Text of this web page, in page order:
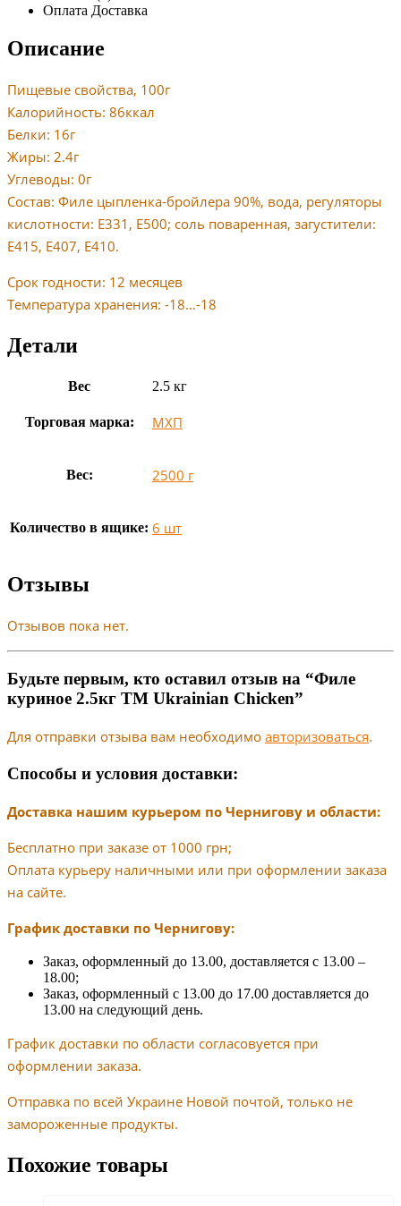
Оплата Доставка
Описание
Пищевые свойства, 100г
Калорийность: 86ккал
Белки: 16г
Жиры: 2.4г
Углеводы: 0г
Состав: Филе цыпленка-бройлера 90%, вода, регуляторы
кислотности: Е331, Е500; соль поваренная, загустители:
Е415, Е407, Е410.
Срок годности: 12 месяцев
Температура хранения: -18…-18
Детали
Вес 2.5 кг
Торговая марка: МХП
Вес: 2500 г
Количество в ящике: 6 шт
Отзывы
Отзывов пока нет.
Будьте первым, кто оставил отзыв на “Филе
куриное 2.5кг ТМ Ukrainian Chicken”
Для отправки отзыва вам необходимо авторизоваться.
Способы и условия доставки:
Доставка нашим курьером по Чернигову и области:
Бесплатно при заказе от 1000 грн;
Оплата курьеру наличными или при оформлении заказа
на сайте.
График доставки по Чернигову:
Заказ, оформленный до 13.00, доставляется с 13.00 –
18.00;
Заказ, оформленный с 13.00 до 17.00 доставляется до
13.00 на следующий день.
График доставки по области согласовуется при
оформлении заказа.
Отправка по всей Украине Новой почтой, только не
замороженные продукты.
Похожие товары